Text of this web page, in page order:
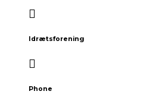
Idrætsforening
Phone